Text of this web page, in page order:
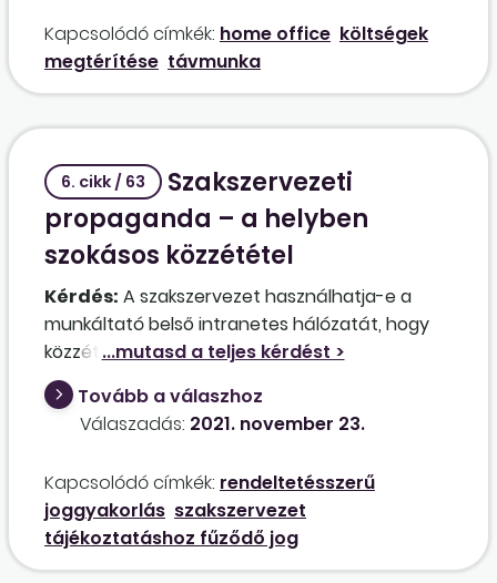
vonatkozik, illetve a jogszabály által biztosított
rezsiátalány (minimálbér 10%-a)
megfizetésével eleget tesz-e a munkáltató
ezen kötelezettségének?
Kapcsolódó címkék: home office költségek
megtérítése távmunka
6. cikk / 63
Szakszervezeti
propaganda – a helyben
szokásos közzététel
Kérdés: A szakszervezet használhatja-e a
munkáltató belső intranetes hálózatát, hogy
közzétegye a munkavállalóknak szóló
tájékoztatásokat és a gyűlések meghívóit? A
munkáltató is ezen a rendszeren teszi közzé a
fontosabb adatokat, nálunk ez minősül az egyik
van más lehetőség is (pl. a faliújságon is
közzétesz a munkáltató minden lényeges
információt). Nem elegendő ilyenkor csak ez
utóbbit biztosítani?
Tovább a válaszhoz
Válaszadás: 2021. november 23.
Kapcsolódó címkék: rendeltetésszerű
joggyakorlás szakszervezet
tájékoztatáshoz fűződő jog